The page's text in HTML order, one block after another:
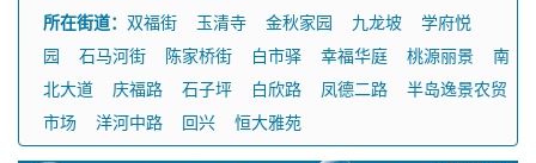
所在街道： 双福街 玉清寺 金秋家园 九龙坡
学府悦
园
石马河街 陈家桥街 白市驿 幸福华庭 桃源丽景
南
北大道
庆福路 石子坪 白欣路 凤德二路
半岛逸景农贸
市场
洋河中路 回兴 恒大雅苑